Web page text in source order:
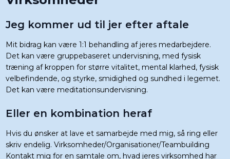
Jeg kommer ud til jer efter aftale
Mit bidrag kan være 1:1 behandling af jeres medarbejdere.
Det kan være gruppebaseret undervisning, med fysisk
træning af kroppen for større vitalitet, mental klarhed, fysisk
velbefindende, og styrke, smidighed og sundhed i legemet.
Det kan være meditationsundervisning.
Eller en kombination heraf
Hvis du ønsker at lave et samarbejde med mig, så ring eller
skriv endelig. Virksomheder/Organisationer/Teambuilding
Kontakt mig for en samtale om, hvad jeres virksomhed har